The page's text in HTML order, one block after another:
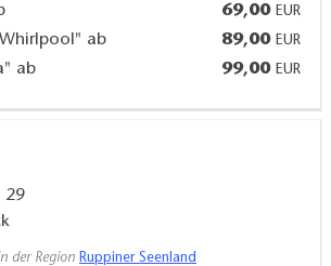
nutzbar...
69,00 EUR
ab 89,00 EUR
ab 99,00 EUR
29
der Region Ruppiner Seenland